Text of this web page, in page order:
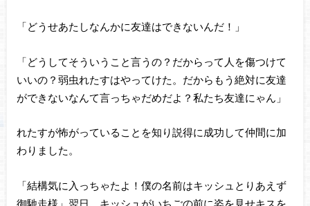
「どうせあたしなんかに友達はできないんだ！」
「どうしてそういうこと言うの？だからって人を傷つけて
いいの？弱虫れたすはやってけた。だからもう絶対に友達
ができないなんて言っちゃだめだよ？私たち友達にゃん」
れたすが怖がっていることを知り説得に成功して仲間に加
わりました。
「結構気に入っちゃたよ！僕の名前はキッシュとりあえず
御馳走様」翌日、キッシュがいちごの前に姿を見せキスを